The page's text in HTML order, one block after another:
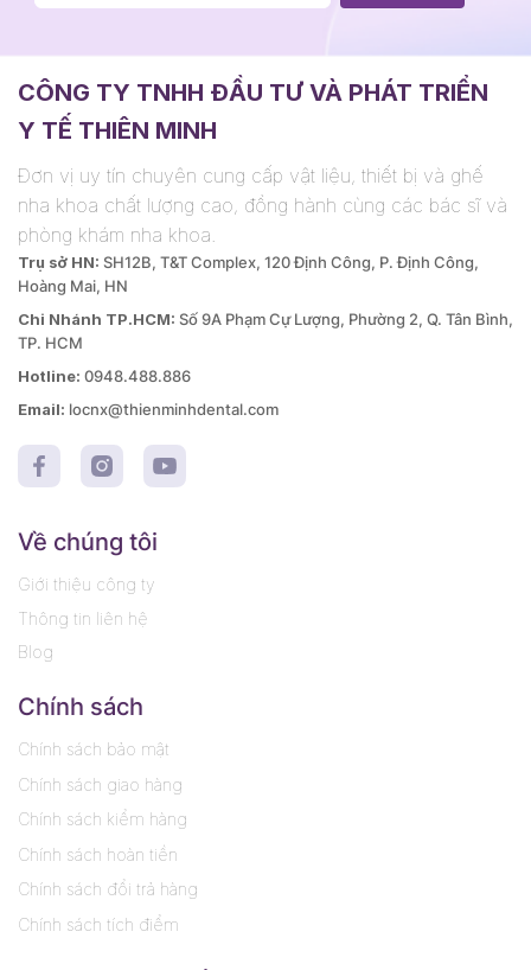
CÔNG TY TNHH ĐẦU TƯ VÀ PHÁT TRIỂN
Y TẾ THIÊN MINH
Đơn vị uy tín chuyên cung cấp vật liệu, thiết bị và ghế
nha khoa chất lượng cao, đồng hành cùng các bác sĩ và
phòng khám nha khoa.
Trụ sở HN: SH12B, T&T Complex, 120 Định Công, P. Định Công,
Hoàng Mai, HN
Chi Nhánh TP.HCM: Số 9A Phạm Cự Lượng, Phường 2, Q. Tân Bình,
TP. HCM
Hotline: 0948.488.886
Email: locnx@thienminhdental.com
Về chúng tôi
Giới thiệu công ty
Thông tin liên hệ
Blog
Chính sách
Chính sách bảo mật
Chính sách giao hàng
Chính sách kiểm hàng
Chính sách hoàn tiền
Chính sách đổi trả hàng
Chính sách tích điểm